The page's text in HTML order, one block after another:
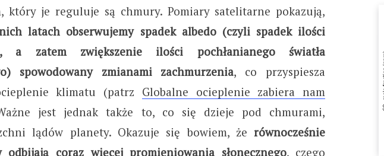
który je reguluje są chmury. Pomiary satelitarne pokazują,
latach obserwujemy spadek albedo (czyli spadek ilości
a zatem zwiększenie ilości pochłanianego światła
spowodowany zmianami zachmurzenia, co przyspiesza
klimatu (patrz Globalne ocieplenie zabiera nam
jest jednak także to, co się dzieje pod chmurami,
lądów planety. Okazuje się bowiem, żerównocześnie
odbijają coraz więcej promieniowania słonecznego, czego